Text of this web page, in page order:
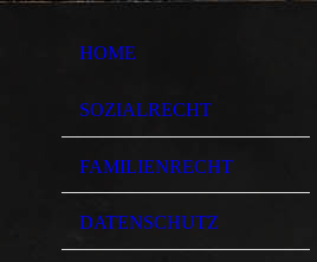
HOME
SOZIALRECHT
FAMILIENRECHT
DATENSCHUTZ